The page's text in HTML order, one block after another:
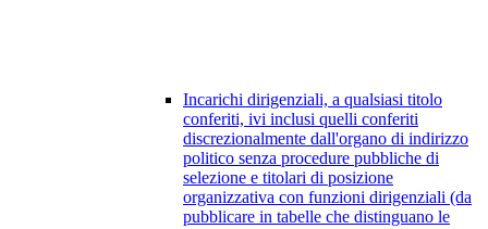
Incarichi dirigenziali, a qualsiasi titolo
conferiti, ivi inclusi quelli conferiti
discrezionalmente dall'organo di indirizzo
politico senza procedure pubbliche di
selezione e titolari di posizione
organizzativa con funzioni dirigenziali (da
pubblicare in tabelle che distinguano le